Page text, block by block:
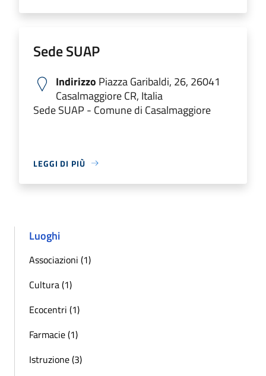
Sede SUAP
Indirizzo Piazza Garibaldi, 26, 26041
Casalmaggiore CR, Italia
Sede SUAP - Comune di Casalmaggiore
LEGGI DI PIÙ
Luoghi
Associazioni (1)
Cultura (1)
Ecocentri (1)
Farmacie (1)
Istruzione (3)